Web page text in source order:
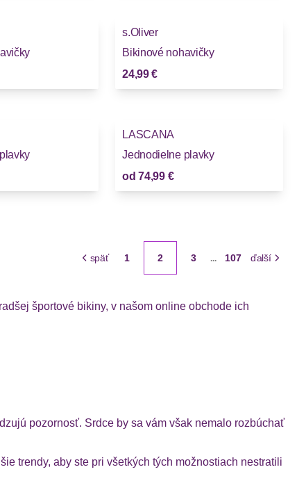
s.Oliver
Bikinové nohavičky
24,99 €
LASCANA
Jednodielne plavky
od 74,99 €
späť 1 2 3 ... 107 ďalší
športové bikiny, v našom online obchode ich
pozornosť. Srdce by sa vám však nemalo rozbúchať
trendy, aby ste pri všetkých tých možnostiach nestratili